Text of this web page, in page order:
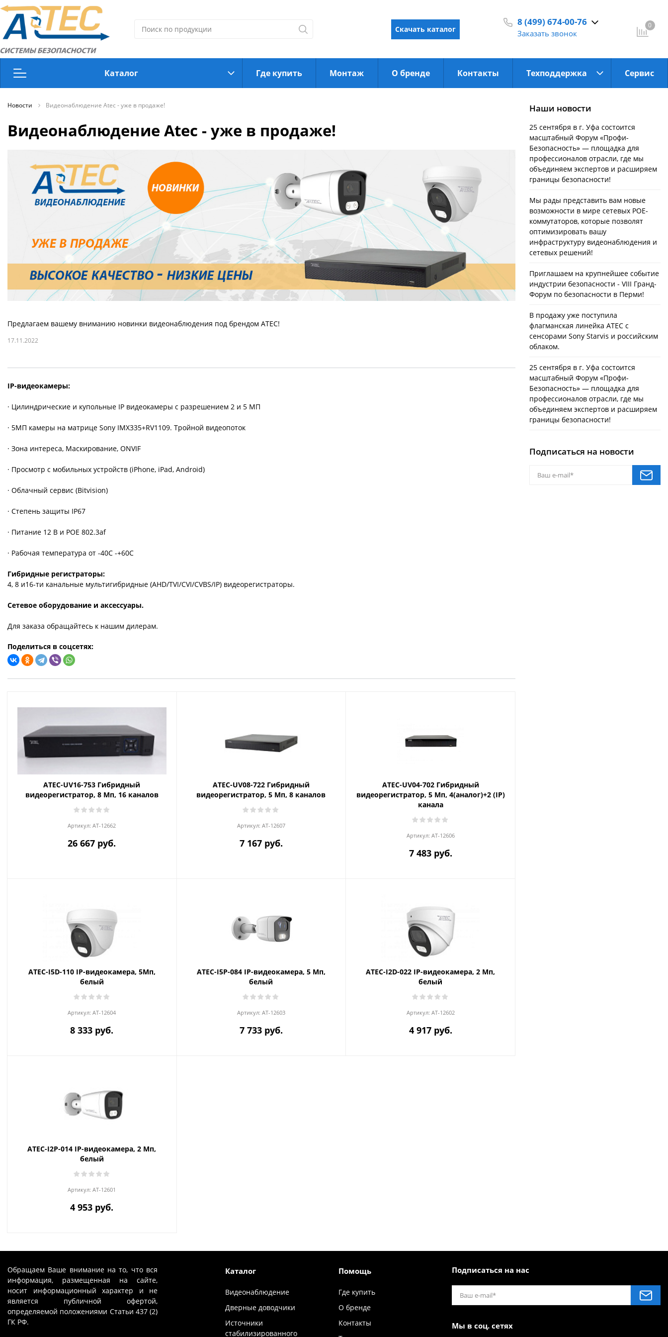
Скачать каталог
8 (499) 674-00-76
Заказать звонок
0
Каталог
Видеонаблюдение
Дверные доводчики
Где купить Монтаж О бренде Контакты Техподдержка Сервис
Наши новости
25 сентября в г. Уфа состоится
масштабный Форум «Профи-
Безопасность» — площадка для
профессионалов отрасли, где мы
объединяем экспертов и расширяем
границы безопасности!
Мы рады представить вам новые
возможности в мире сетевых POE-
коммутаторов, которые позволят
оптимизировать вашу
инфраструктуру видеонаблюдения и
сетевых решений!
Приглашаем на крупнейшее событие
индустрии безопасности - VIII Гранд-
Форум по безопасности в Перми!
В продажу уже поступила
флагманская линейка ATEC с
сенсорами Sony Starvis и российским
облаком.
25 сентября в г. Уфа состоится
масштабный Форум «Профи-
Безопасность» — площадка для
профессионалов отрасли, где мы
объединяем экспертов и расширяем
границы безопасности!
Подписаться на новости
Новости Видеонаблюдение Atec - уже в продаже!
Видеонаблюдение Atec - уже в продаже!
Предлагаем вашему вниманию новинки видеонаблюдения под брендом ATEC!
17.11.2022
IP-видеокамеры:
· Цилиндрические и купольные IP видеокамеры c разрешением 2 и 5 МП
· 5МП камеры на матрице Sony IMX335+RV1109. Тройной видеопоток
· Зона интереса, Маскирование, ONVIF
· Просмотр с мобильных устройств (iPhone, iPad, Android)
· Облачный сервис (Bitvision)
· Степень защиты IP67
· Питание 12 В и POE 802.3af
· Рабочая температура от -40С -+60С
Гибридные регистраторы:
4, 8 и16-ти канальные мультигибридные (AHD/TVI/CVI/CVBS/IP) видеорегистраторы.
Сетевое оборудование и аксессуары.
Для заказа обращайтесь к нашим дилерам.
Поделиться в соцcетях:
ATEC-UV16-753 Гибридный
видеорегистратор, 8 Мп, 16 каналов
Артикул:AT-12662
26 667 руб.
ATEC-UV08-722 Гибридный
видеорегистратор, 5 Мп, 8 каналов
Артикул: AT-12607
7 167 руб.
ATEC-UV04-702 Гибридный
видеорегистратор, 5 Мп, 4(аналог)+2 (IP)
канала
Артикул: AT-12606
7 483 руб.
ATEC-I5D-110 IP-видеокамера, 5Мп,
белый
Артикул:AT-12604
8 333 руб.
ATEC-I5P-084 IP-видеокамера, 5 Мп,
белый
Артикул: AT-12603
7 733 руб.
ATEC-I2D-022 IP-видеокамера, 2 Мп,
белый
Артикул: AT-12602
4 917 руб.
ATEC-I2P-014 IP-видеокамера, 2 Мп,
белый
Артикул:AT-12601
4 953 руб.
Обращаем Ваше внимание на то, что вся
информация, размещенная на сайте,
носит информационный характер и не
является публичной офертой,
определяемой положениями Статьи 437 (2)
ГК РФ.
Каталог
Видеонаблюдение
Дверные доводчики
Источники
стабилизированного
Помощь
Где купить
О бренде
Контакты
Подписаться на нас
Мы в соц. сетях